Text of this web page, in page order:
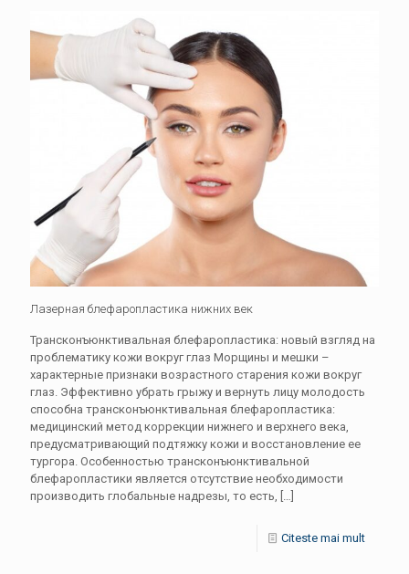
Лазерная блефаропластика нижних век
Трансконъюнктивальная блефаропластика: новый взгляд на
проблематику кожи вокруг глаз Морщины и мешки –
характерные признаки возрастного старения кожи вокруг
глаз. Эффективно убрать грыжу и вернуть лицу молодость
способна трансконъюнктивальная блефаропластика:
медицинский метод коррекции нижнего и верхнего века,
предусматривающий подтяжку кожи и восстановление ее
тургора. Особенностью трансконъюнктивальной
блефаропластики является отсутствие необходимости
производить глобальные надрезы, то есть, […]
Citeste mai mult